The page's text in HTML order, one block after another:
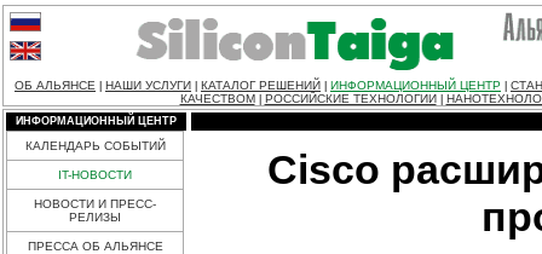
ОБ АЛЬЯНСЕ НАШИ УСЛУГИ КАТАЛОГ РЕШЕНИЙ ИНФОРМАЦИОННЫЙ ЦЕНТР
КАЧЕСТВОМ
РОССИЙСКИЕ ТЕХНОЛОГИИ
ИНФОРМАЦИОННЫЙ ЦЕНТР
КАЛЕНДАРЬ СОБЫТИЙ
IT-НОВОСТИ
НОВОСТИ И ПРЕСС-
РЕЛИЗЫ
ПРЕССА ОБ АЛЬЯНСЕ
Cisco